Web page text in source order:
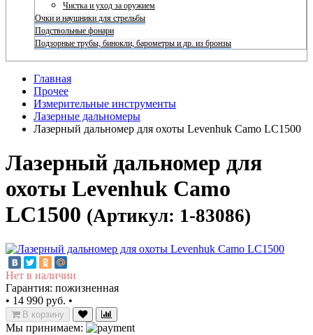
Чистка и уход за оружием
Очки и наушники для стрельбы
Подствольные фонари
Подзорные трубы, бинокли, барометры и др. из бронзы
Главная
Прочее
Измерительные инструменты
Лазерные дальномеры
Лазерный дальномер для охоты Levenhuk Camo LC1500
Лазерный дальномер для
охоты Levenhuk Camo
LC1500 (Артикул: 1-83086)
Нет в наличии
Гарантия: пожизненная
• 14 990 руб. •
В корзину
Мы принимаем: